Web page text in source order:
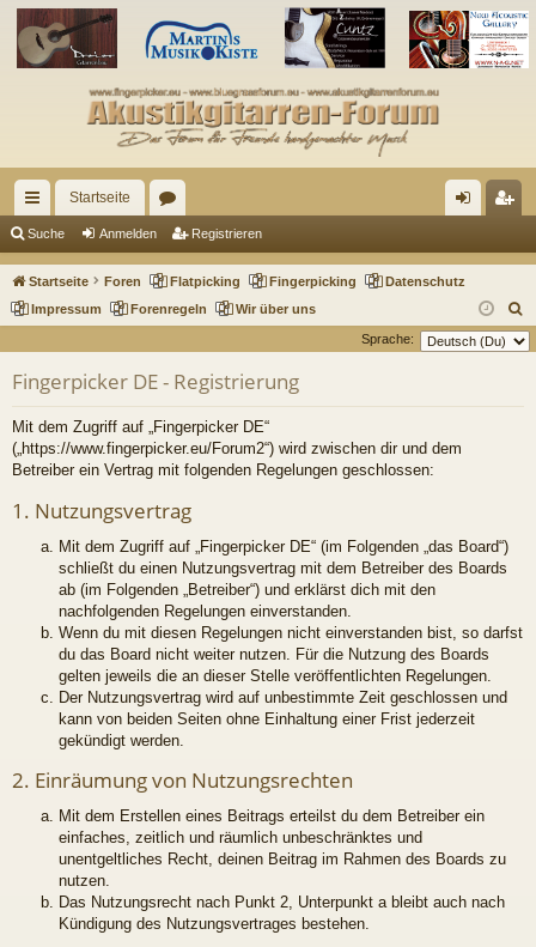
ch
ne
llz
riff
Startseite
en m
de
ist
rie
re
Suche Anmelden Registrieren
Startseite Foren Flatpicking Fingerpicking
Datenschutz
Impressum
Forenregeln Wir über uns
u
Sprache:
Fingerpicker DE - Registrierung
Mit dem Zugriff auf „Fingerpicker DE“
(„https://www.fingerpicker.eu/Forum2“) wird zwischen dir und dem
Betreiber ein Vertrag mit folgenden Regelungen geschlossen:
1. Nutzungsvertrag
Mit dem Zugriff auf „Fingerpicker DE“ (im Folgenden „das Board“)
schließt du einen Nutzungsvertrag mit dem Betreiber des Boards
ab (im Folgenden „Betreiber“) und erklärst dich mit den
nachfolgenden Regelungen einverstanden.
Wenn du mit diesen Regelungen nicht einverstanden bist, so darfst
du das Board nicht weiter nutzen. Für die Nutzung des Boards
gelten jeweils die an dieser Stelle veröffentlichten Regelungen.
Der Nutzungsvertrag wird auf unbestimmte Zeit geschlossen und
kann von beiden Seiten ohne Einhaltung einer Frist jederzeit
gekündigt werden.
2. Einräumung von Nutzungsrechten
Mit dem Erstellen eines Beitrags erteilst du dem Betreiber ein
einfaches, zeitlich und räumlich unbeschränktes und
unentgeltliches Recht, deinen Beitrag im Rahmen des Boards zu
nutzen.
Das Nutzungsrecht nach Punkt 2, Unterpunkt a bleibt auch nach
Kündigung des Nutzungsvertrages bestehen.